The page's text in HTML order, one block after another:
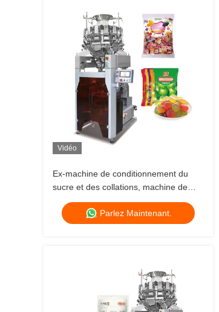
Vidéo
Ex-machine de conditionnement du
sucre et des collations, machine de
conditionnement des granulés,
machine de conditionnement des
haricots blancs
Parlez Maintenant.